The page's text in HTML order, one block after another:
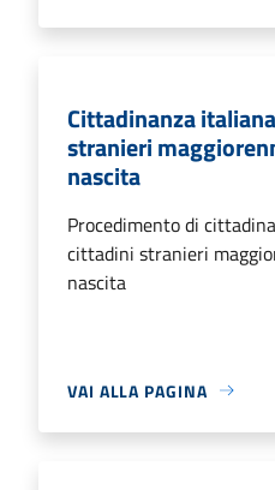
Cittadinanza
stranieri
nascita
Procedimento di
cittadini stranieri
nascita
VAI ALLA PAGINA